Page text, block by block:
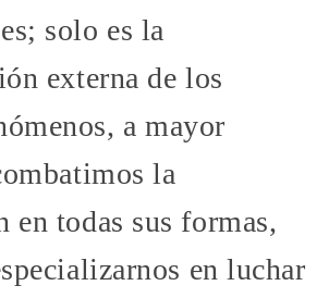
solo es la
externa de los
a mayor
la
en todas sus formas,
en luchar